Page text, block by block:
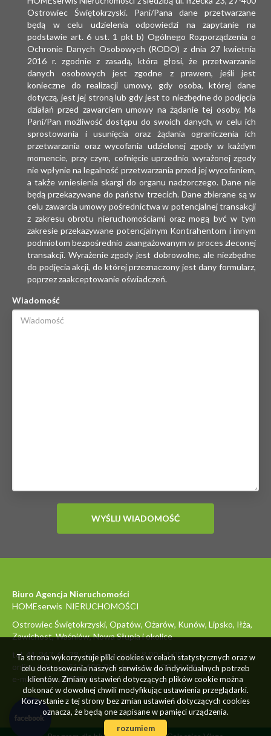
Ostrowiec Świętokrzyski. Pani/Pana dane przetwarzane
będą w celu udzielenia odpowiedzi na zapytanie na
podstawie art. 6 ust. 1 pkt b) Ogólnego Rozporządzenia o
Ochronie Danych Osobowych (RODO) z dnia 27 kwietnia
2016 r. zgodnie z zasadą, która głosi, że przetwarzanie
danych osobowych jest zgodne z prawem, jeśli jest
konieczne do realizacji umowy, gdy osoba, której dane
dotyczą, jest jej stroną lub gdy jest to niezbędne do podjęcia
działań przed zawarciem umowy na żądanie tej osoby. Ma
Pani/Pan możliwość dostępu do swoich danych, w celu ich
sprostowania i usunięcia oraz żądania ograniczenia ich
przetwarzania oraz wycofania udzielonej zgody w każdym
momencie, przy czym, cofnięcie uprzednio wyrażonej zgody
nie wpłynie na legalność przetwarzania przed jej wycofaniem,
a także wniesienia skargi do organu nadzorczego. Dane nie
będą przekazywane do państw trzecich. Dane zbierane są w
celu zawarcia umowy pośrednictwa w potencjalnej transakcji
z zakresu obrotu nieruchomościami oraz mogą być w tym
zakresie przekazywane potencjalnym Kontrahentom i innym
podmiotom bezpośrednio zaangażowanym w proces zleconej
transakcji. Wyrażenie zgody jest dobrowolne, ale niezbędne
do podjęcia akcji, do której przeznaczony jest dany formularz,
poprzez zaakceptowanie oświadczeń.
Wiadomość
Biuro Agencja Nieruchomości
HOMEserwis NIERUCHOMOŚCI
Ostrowiec Świętokrzyski, Opatów, Ożarów, Kunów, Lipsko, Iłża,
Zawichost, Waśniów, Nowa Słupia i okolice
tel. 41-247-61-38 (online w godz. 8.00-21.00)
online tel.kom. 512-600-012 (w godz. 8.00-21.00)
e-mail: oferty@977.pl
Ta strona wykorzystuje pliki cookies w celach statystycznych oraz w
celu dostosowania naszych serwisów do indywidualnych potrzeb
klientów. Zmiany ustawień dotyczących plików cookie można
dokonać w dowolnej chwili modyfikując ustawienia przeglądarki.
Korzystanie z tej strony bez zmian ustawień dotyczących cookies
oznacza, że będą one zapisane w pamięci urządzenia.
rozumiem